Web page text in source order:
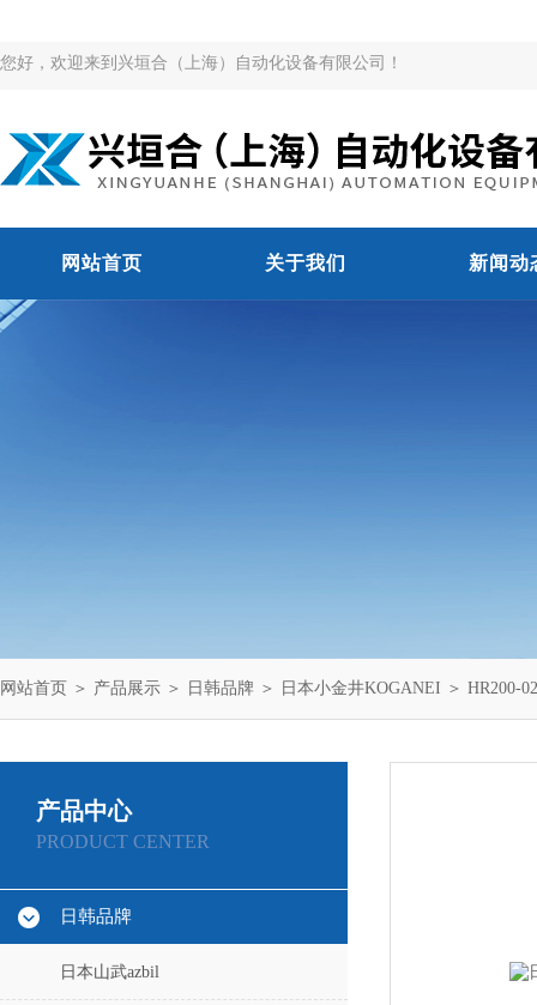
您好，欢迎来到兴垣合（上海）自动化设备有限公司！
网站首页 关于我们 新闻动
网站首页 ＞ 产品展示 ＞ 日韩品牌 ＞ 日本小金井KOGANEI ＞ HR200-
产品中心
PRODUCT CENTER
日韩品牌
日本山武azbil